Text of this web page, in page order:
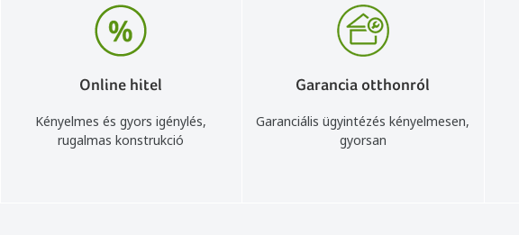
Online hitel
Kényelmes és gyors igénylés,
rugalmas konstrukció
Garancia otthonról
Garanciális ügyintézés kényelmesen,
gyorsan